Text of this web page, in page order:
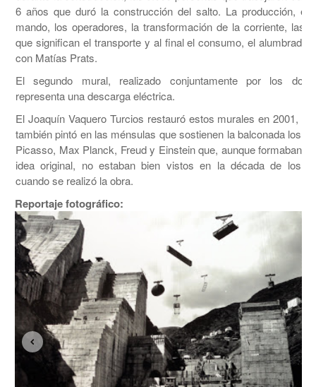
6 años que duró la construcción del salto. La producción, el
mando, los operadores, la transformación de la corriente, las
que significan el transporte y al final el consumo, el alumbrado
con Matías Prats.
El segundo mural, realizado conjuntamente por los dos
representa una descarga eléctrica.
El Joaquín Vaquero Turcios restauró estos murales en 2001,
también pintó en las ménsulas que sostienen la balconada los
Picasso, Max Planck, Freud y Einstein que, aunque formaban
idea original, no estaban bien vistos en la década de los
cuando se realizó la obra.
Reportaje fotográfico: